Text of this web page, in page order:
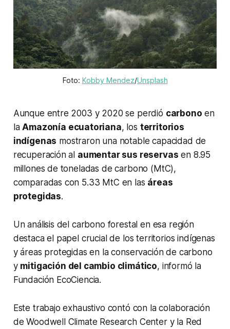
Foto: Kobby Mendez/Unsplash
Aunque entre 2003 y 2020 se perdió carbono en
laAmazonía ecuatoriana, los territorios
indígenas mostraron una notable capacidad de
recuperación al aumentar sus reservas en 8.95
millones de toneladas de carbono (MtC),
comparadas con 5.33 MtC en las áreas
protegidas.
Un análisis del carbono forestal en esa región
destaca el papel crucial de los territorios indígenas
y áreas protegidas en la conservación de carbono
y mitigación del cambio climático, informó la
Fundación EcoCiencia.
Este trabajo exhaustivo contó con la colaboración
de Woodwell Climate Research Center y la Red